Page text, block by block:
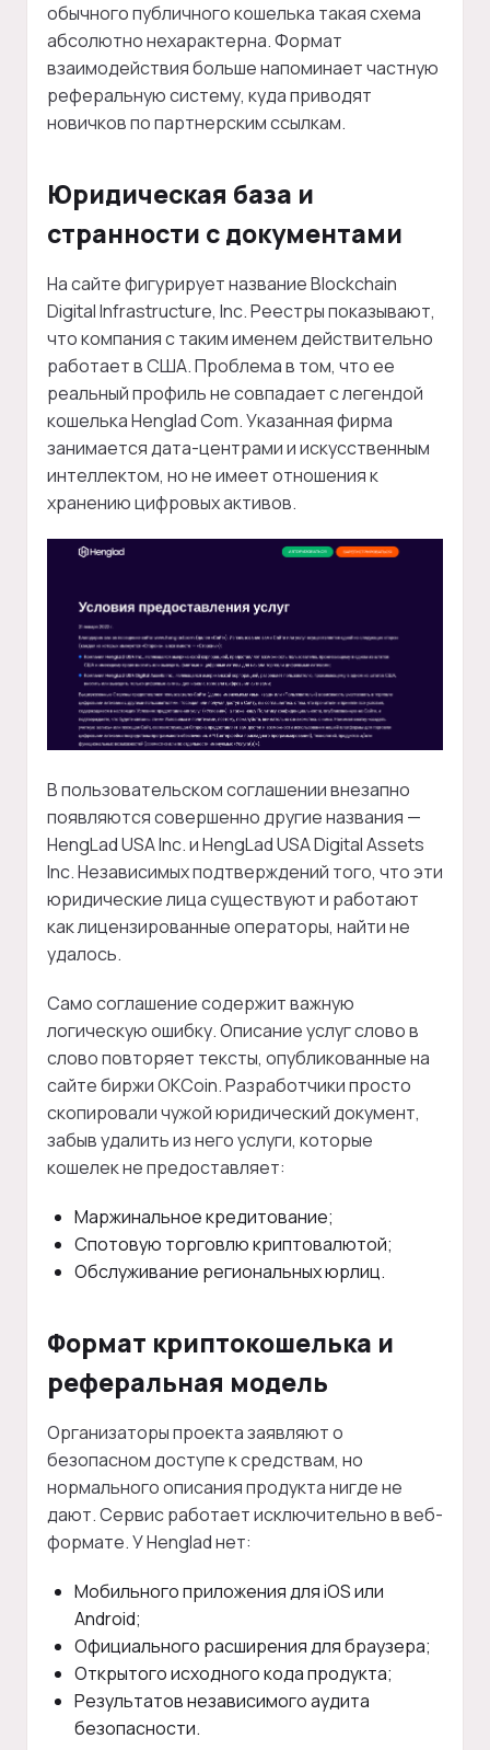
обычного публичного кошелька такая схема
абсолютно нехарактерна. Формат
взаимодействия больше напоминает частную
реферальную систему, куда приводят
новичков по партнерским ссылкам.
Юридическая база и
странности с документами
На сайте фигурирует название Blockchain
Digital Infrastructure, Inc. Реестры показывают,
что компания с таким именем действительно
работает в США. Проблема в том, что ее
реальный профиль не совпадает с легендой
кошелька Henglad Com. Указанная фирма
занимается дата-центрами и искусственным
интеллектом, но не имеет отношения к
хранению цифровых активов.
В пользовательском соглашении внезапно
появляются совершенно другие названия —
HengLad USA Inc. и HengLad USA Digital Assets
Inc. Независимых подтверждений того, что эти
юридические лица существуют и работают
как лицензированные операторы, найти не
удалось.
Само соглашение содержит важную
логическую ошибку. Описание услуг слово в
слово повторяет тексты, опубликованные на
сайте биржи OKCoin. Разработчики просто
скопировали чужой юридический документ,
забыв удалить из него услуги, которые
кошелек не предоставляет:
Маржинальное кредитование;
Спотовую торговлю криптовалютой;
Обслуживание региональных юрлиц.
Формат криптокошелька и
реферальная модель
Организаторы проекта заявляют о
безопасном доступе к средствам, но
нормального описания продукта нигде не
дают. Сервис работает исключительно в веб-
формате. У Henglad нет:
Мобильного приложения для iOS или
Android;
Официального расширения для браузера;
Открытого исходного кода продукта;
Результатов независимого аудита
безопасности.